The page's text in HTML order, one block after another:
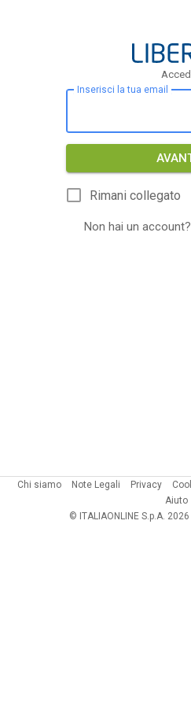
Inserisci la tua email
Rimani collegato
Non hai un account?
Chi siamo Note Legali Privacy
Aiuto
© ITALIAONLINE S.p.A.